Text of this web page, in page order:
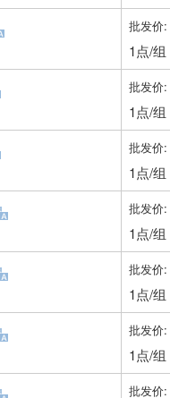
批发价:
1点/组
批发价:
1点/组
批发价:
1点/组
批发价:
1点/组
批发价:
1点/组
批发价:
1点/组
批发价: